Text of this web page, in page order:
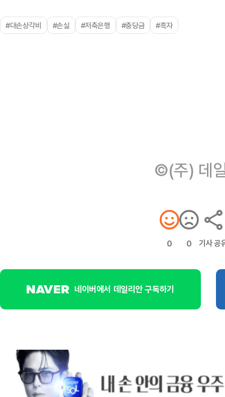
#대손상각비 #손실 #저축은행 #충당금 #흑자
©(주) 데
0 0 기사 공
네이버에서 데일리안 구독하기